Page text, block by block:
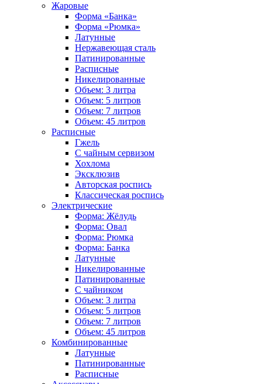
Жаровые
Форма «Банка»
Форма «Рюмка»
Латунные
Нержавеющая сталь
Патинированные
Расписные
Никелированные
Объем: 3 литра
Объем: 5 литров
Объем: 7 литров
Объем: 45 литров
Расписные
Гжель
С чайным сервизом
Хохлома
Эксклюзив
Авторская роспись
Классическая роспись
Электрические
Форма: Жёлудь
Форма: Овал
Форма: Рюмка
Форма: Банка
Латунные
Никелированные
Патинированные
С чайником
Объем: 3 литра
Объем: 5 литров
Объем: 7 литров
Объем: 45 литров
Комбинированные
Латунные
Патинированные
Расписные